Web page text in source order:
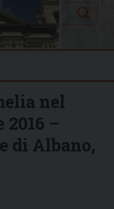
Search
nel
2016 –
di Albano,